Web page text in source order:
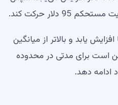
دلار حرکت کند.
یابد و بالاتر از میانگین
است برای مدتی در محدوده